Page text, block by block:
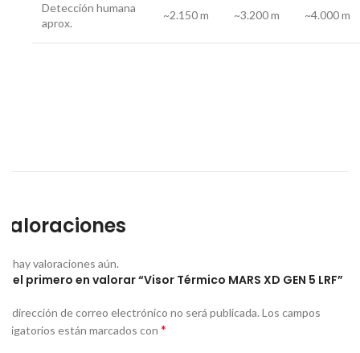
Detección humana
aprox.
~2.150 m ~3.200 m ~4.000 m
hay valoraciones aún.
el primero en valorar “Visor Térmico MARS XD GEN 5 LRF”
dirección de correo electrónico no será publicada.Los campos
están marcados con *